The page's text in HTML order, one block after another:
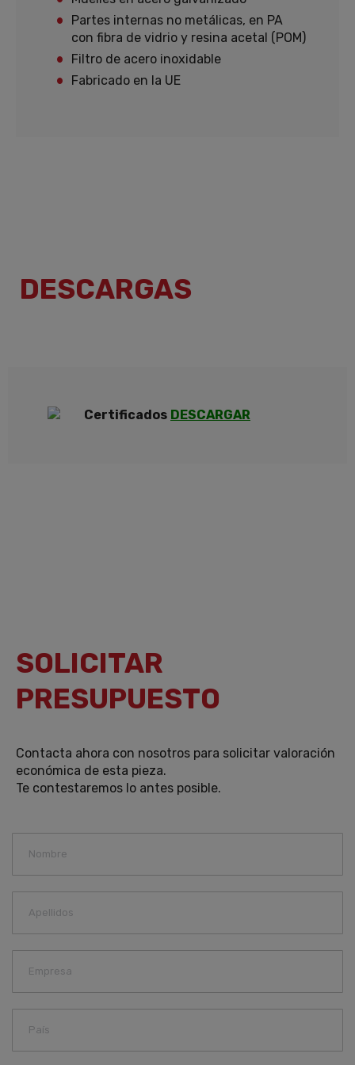
Partes internas no metálicas, en PA
con fibra de vidrio y resina acetal (POM)
Filtro de acero inoxidable
Fabricado en la UE
DESCARGAS
Certificados DESCARGAR
SOLICITAR
PRESUPUESTO
Contacta ahora con nosotros para solicitar valoración
económica de esta pieza.
Te contestaremos lo antes posible.